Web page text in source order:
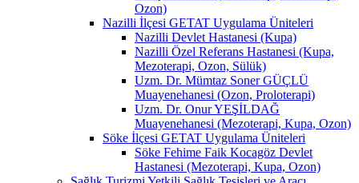
Ozon)
Nazilli İlçesi GETAT Uygulama Üniteleri
Nazilli Devlet Hastanesi (Kupa)
Nazilli Özel Referans Hastanesi (Kupa,
Mezoterapi, Ozon, Sülük)
Uzm. Dr. Mümtaz Soner GÜÇLÜ
Muayenehanesi (Ozon, Proloterapi)
Uzm. Dr. Onur YEŞİLDAĞ
Muayenehanesi (Mezoterapi, Kupa, Ozon)
Söke İlçesi GETAT Uygulama Üniteleri
Söke Fehime Faik Kocagöz Devlet
Hastanesi (Mezoterapi, Kupa, Ozon)